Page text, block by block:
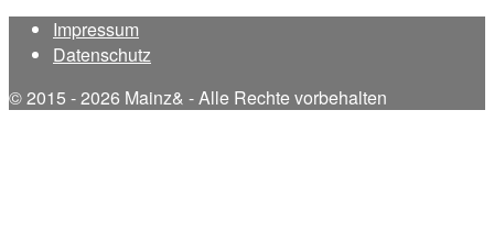
Impressum
Datenschutz
© 2015 - 2026 Mainz& - Alle Rechte vorbehalten